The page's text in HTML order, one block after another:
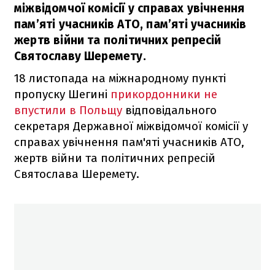
міжвідомчої комісії у справах увічнення
пам’яті учасників АТО, пам’яті учасників
жертв війни та політичних репресій
Святославу Шеремету.
18 листопада на міжнародному пункті
пропуску Шегині прикордонники не
впустили в Польщу відповідального
секретаря Державної міжвідомчої комісії у
справах увічнення пам'яті учасників АТО,
жертв війни та політичних репресій
Святослава Шеремету.